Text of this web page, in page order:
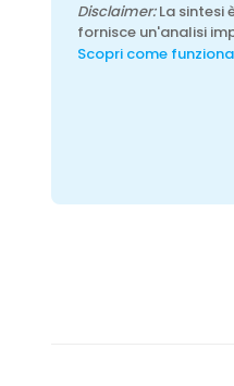
Disclaimer:La sintesi
fornisce un'analisi
Scopri come